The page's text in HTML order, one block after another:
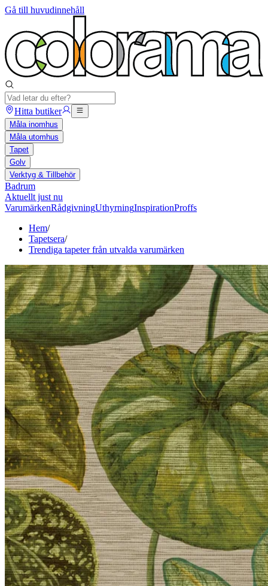
Gå till huvudinnehåll
Hitta butiker
Måla inomhus
Måla utomhus
Tapet
Golv
Verktyg & Tillbehör
Badrum
Aktuellt just nu
VarumärkenRådgivningUthyrningInspirationProffs
Hem/
Tapetsera/
Trendiga tapeter från utvalda varumärken